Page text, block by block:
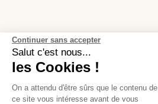
Continuer sans accepter
Salut c'est nous...
les Cookies !
On a attendu d'être sûrs que le contenu de
ce site vous intéresse avant de vous